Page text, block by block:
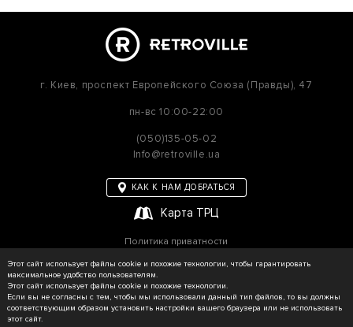
г. Киев, проспект Европейского Союза (Правды), 47
пн-вс 10:00-22:00
(050)135-05-02
Info@retroville.ua
КАК К НАМ ДОБРАТЬСЯ
Карта ТРЦ
Политика приватности
© RETROVILLE, 2026 Все права защищены
Этот сайт использует файлы cookie и похожие технологии, чтобы гарантировать
максимальное удобство пользователям.
Этот сайт использует файлы cookie и похожие технологии.
Если вы не согласны с тем, чтобы мы использовали данный тип файлов, то вы должны
соответствующим образом установить настройки вашего браузера или не использовать
этот сайт.